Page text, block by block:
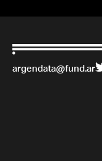
argendata@fund.ar